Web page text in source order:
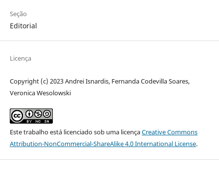
Seção
Editorial
Licença
Copyright (c) 2023 Andrei Isnardis, Fernanda Codevilla Soares,
Veronica Wesolowski
Este trabalho está licenciado sob uma licençaCreative Commons
Attribution-NonCommercial-ShareAlike 4.0 International License.